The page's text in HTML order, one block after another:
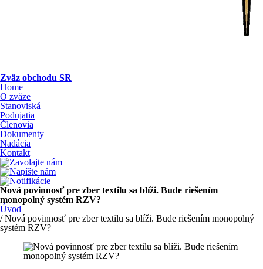
Zväz obchodu SR
Home
O zväze
Stanoviská
Podujatia
Členovia
Dokumenty
Nadácia
Kontakt
Nová povinnosť pre zber textilu sa blíži. Bude riešením
monopolný systém RZV?
Úvod
/ Nová povinnosť pre zber textilu sa blíži. Bude riešením monopolný
systém RZV?